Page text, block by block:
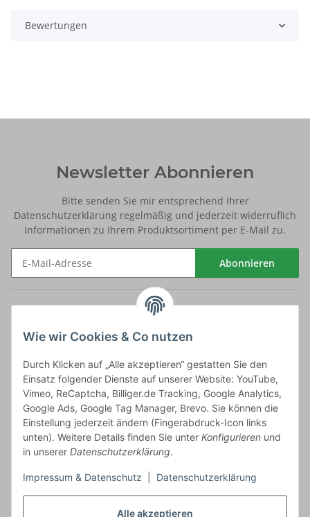
Alle akzeptieren
Wie wir Cookies & Co nutzen
Durch Klicken auf „Alle akzeptieren“ gestatten Sie den
Einsatz folgender Dienste auf unserer Website: YouTube,
Vimeo, ReCaptcha, Billiger.de Tracking, Google Analytics,
Google Ads, Google Tag Manager, Brevo. Sie können die
Einstellung jederzeit ändern (Fingerabdruck-Icon links
unten). Weitere Details finden Sie unter Konfigurieren und
in unserer Datenschutzerklärung.
Impressum & Datenschutz Datenschutzerklärung
Bewertungen
Newsletter Abonnieren
Bitte senden Sie mir entsprechend Ihrer
Datenschutzerklärung regelmäßig und jederzeit widerruflich
Informationen zu Ihrem Produktsortiment per E-Mail zu.
Abonnieren
Artikelinformationen
Frieslandstr. 44 | 26446 Reepsholt
Fon 04468-9479855-0 | Fax -9